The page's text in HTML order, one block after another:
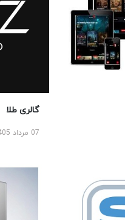
گالری طلا
07 مرداد 1405